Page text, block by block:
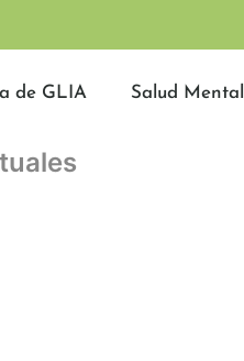
de GLIA Salud Mental